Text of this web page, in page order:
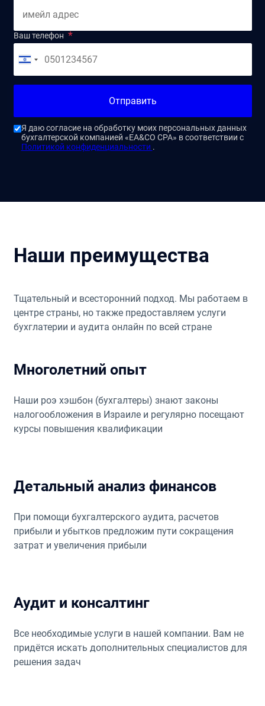
Ваш телефон
Отправить
Я даю согласие на обработку моих персональных данных
бухгалтерской компанией «EA&CO CPA» в соответствии с
Политикой конфиденциальности .
Наши преимущества
Тщательный и всесторонний подход. Мы работаем в
центре страны, но также предоставляем услуги
бухглатерии и аудита онлайн по всей стране
Многолетний опыт
Наши роэ хэшбон (бухгалтеры) знают законы
налогообложения в Израиле и регулярно посещают
курсы повышения квалификации
Детальный анализ финансов
При помощи бухгалтерского аудита, расчетов
прибыли и убытков предложим пути сокращения
затрат и увеличения прибыли
Аудит и консалтинг
Все необходимые услуги в нашей компании. Вам не
придётся искать дополнительных специалистов для
решения задач